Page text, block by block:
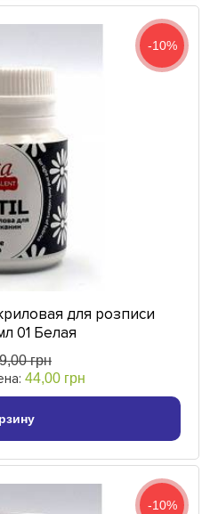
-10%
для розписи
01 Белая
грн
44,00 грн
-10%